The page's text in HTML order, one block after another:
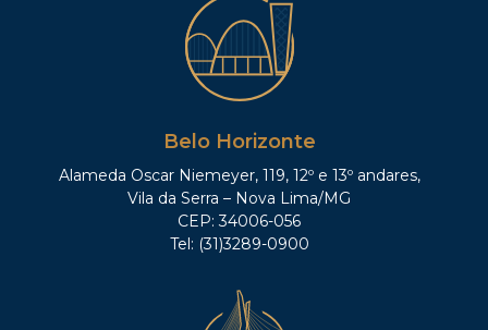
Belo Horizonte
Alameda Oscar Niemeyer, 119, 12º e 13º andares,
Vila da Serra – Nova Lima/MG
CEP: 34006-056
Tel: (31)3289-0900